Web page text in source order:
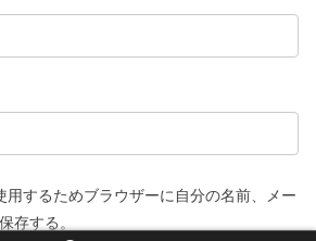
用するためブラウザーに自分の名前、メー
存する。